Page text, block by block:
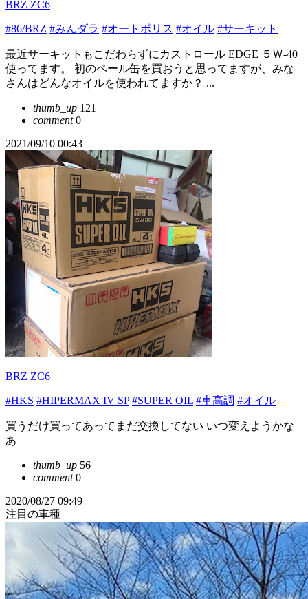
BRZ ZC6
#86/BRZ #みんダラ #オートポリス #オイル #サーキット
最近サーキットもこだわらずにカストロール EDGE ５Ｗ-40
使ってます。 初のペール缶を買おうと思ってますが、みな
さんはどんなオイルを使われてますか？ ...
thumb_up 121
comment0
2021/09/10 00:43
BRZ ZC6
#HKS #HIPERMAX IV SP #SUPER OIL #車高調 #オイル
買うだけ買ってあってまだ交換してない いつ変えようかな
あ
thumb_up 56
comment0
2020/08/27 09:49
注目の車種